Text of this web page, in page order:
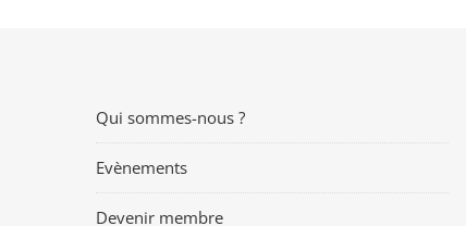
Qui sommes-nous ?
Evènements
Devenir membre